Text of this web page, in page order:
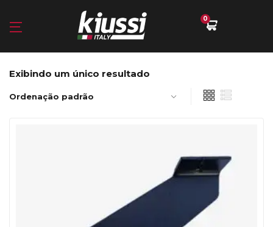
0
Exibindo um único resultado